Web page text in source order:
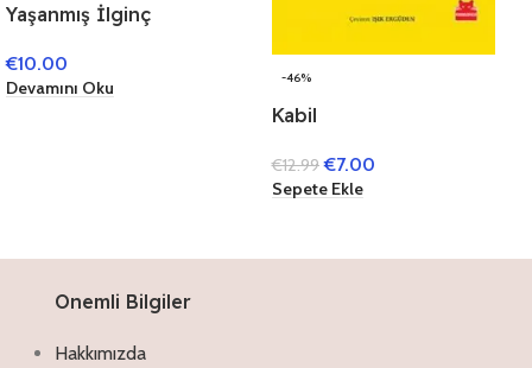
Yaşanmış İlginç
Padişahları
€10.00
Devamını Oku -46%
Kabil
€12.99 €7.00
Sepete Ekle
Onemli Bilgiler
Hakkımızda